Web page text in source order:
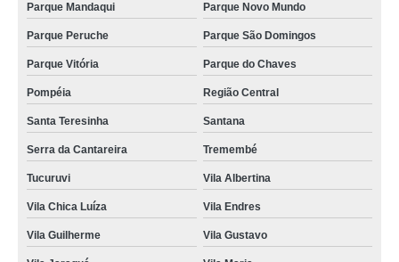
loja de pintura automotiva preço Vila Medeiros
preço de pintura texturizada automotiva Jardim Ceci
valores de retoque pintura automotiva Alto do Pari
micro pintura automotiva preço Alphaville
retoque de pintura automotiva Jardim Guarapiranga
loja de pintura automotiva Limão
pinturas texturizadas automotivas Guarulhos
Parque Mandaqui Parque Novo Mundo
Parque Peruche Parque São Domingos
Parque Vitória Parque do Chaves
Pompéia Região Central
Santa Teresinha Santana
Serra da Cantareira Tremembé
Tucuruvi Vila Albertina
Vila Chica Luíza Vila Endres
Vila Guilherme Vila Gustavo